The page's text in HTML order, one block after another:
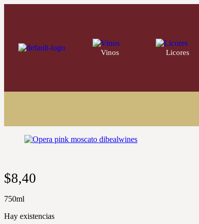
Vinos Licores
$8,40
750ml
Hay existencias